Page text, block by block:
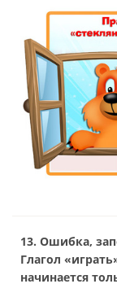
13. Ошибка,
Глагол
начинается